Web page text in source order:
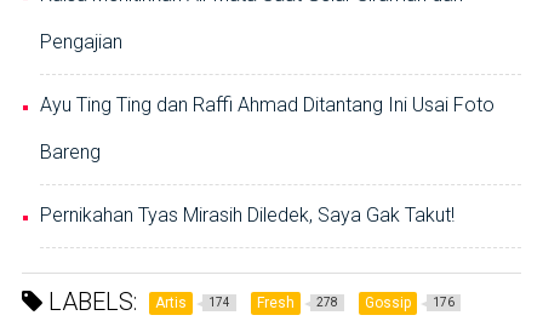
Pengajian
Ayu Ting Ting dan Raffi Ahmad Ditantang Ini Usai Foto
Bareng
Pernikahan Tyas Mirasih Diledek, Saya Gak Takut!
LABELS: Artis 174 Fresh 278 Gossip 176